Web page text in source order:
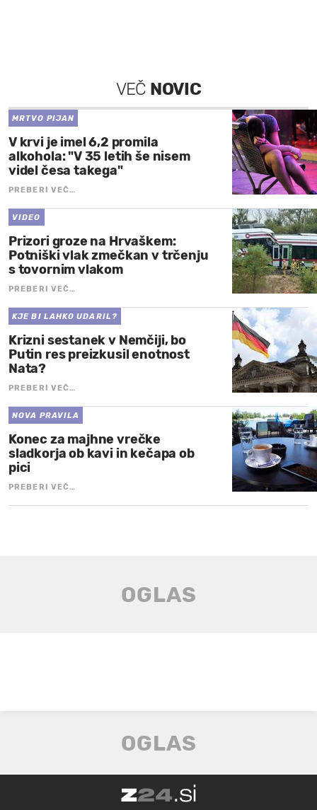
VEČ NOVIC
MRTVO PIJAN
V krvi je imel 6,2 promila
alkohola: "V 35 letih še nisem
videl česa takega"
PREBERI VEČ…
VIDEO
Prizori groze na Hrvaškem:
Potniški vlak zmečkan v trčenju
s tovornim vlakom
PREBERI VEČ…
KJE BI LAHKO UDARIL?
Krizni sestanek v Nemčiji, bo
Putin res preizkusil enotnost
Nata?
PREBERI VEČ…
NOVA PRAVILA
Konec za majhne vrečke
sladkorja ob kavi in kečapa ob
pici
PREBERI VEČ…